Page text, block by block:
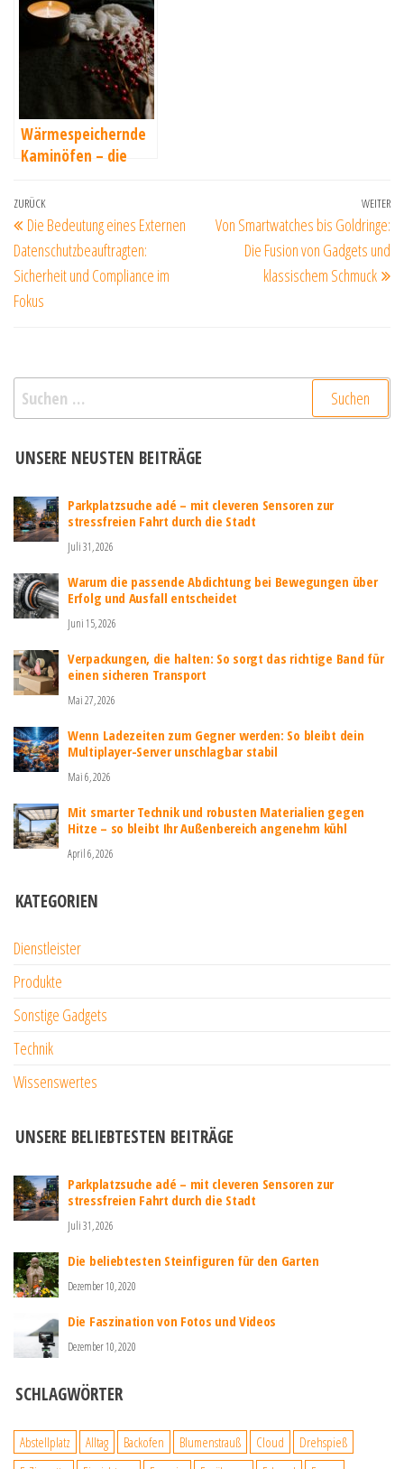
Wärmespeichernde
Kaminöfen – die
Ihr Zuhause
Beitragsnavigation
Vorheriger
Beitrag
ZURÜCK
Die Bedeutung eines Externen
Datenschutzbeauftragten:
Sicherheit und Compliance im
Fokus
WEITER
Von Smartwatches bis Goldringe:
Die Fusion von Gadgets und
klassischem Schmuck
Suchen
nach:
UNSERE NEUSTEN BEITRÄGE
Parkplatzsuche adé – mit cleveren Sensoren zur
stressfreien Fahrt durch die Stadt
Juli 31, 2026
Warum die passende Abdichtung bei Bewegungen über
Erfolg und Ausfall entscheidet
Juni 15, 2026
Verpackungen, die halten: So sorgt das richtige Band für
einen sicheren Transport
Mai 27, 2026
Wenn Ladezeiten zum Gegner werden: So bleibt dein
Multiplayer-Server unschlagbar stabil
Mai 6, 2026
Mit smarter Technik und robusten Materialien gegen
Hitze – so bleibt Ihr Außenbereich angenehm kühl
April 6, 2026
KATEGORIEN
Dienstleister
Produkte
Sonstige Gadgets
Technik
Wissenswertes
UNSERE BELIEBTESTEN BEITRÄGE
Parkplatzsuche adé – mit cleveren Sensoren zur
stressfreien Fahrt durch die Stadt
Juli 31, 2026
Die beliebtesten Steinfiguren für den Garten
Dezember 10, 2020
Die Faszination von Fotos und Videos
Dezember 10, 2020
SCHLAGWÖRTER
Abstellplatz Alltag Backofen Blumenstrauß Cloud
Drehspieß